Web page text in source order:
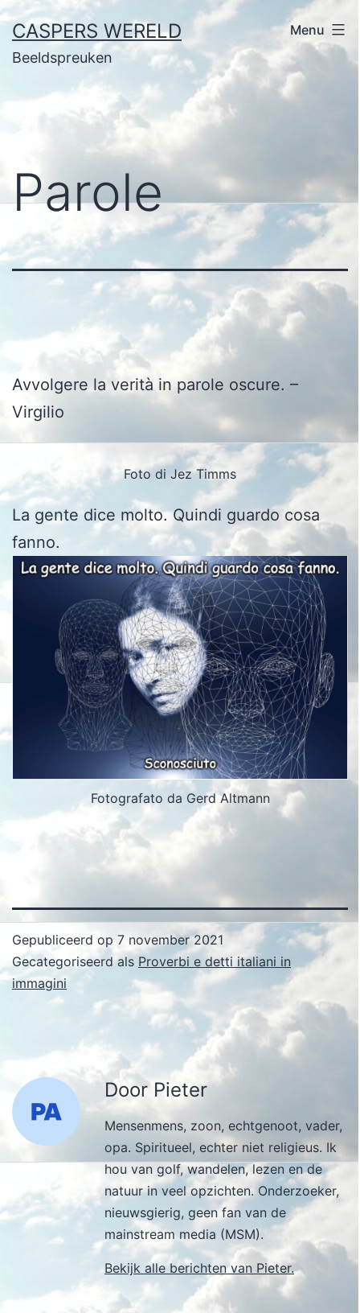
Ga
naar
de
inhoud
CASPERS WERELD
Beeldspreuken
Menu
Parole
Avvolgere la verità in parole oscure. –
Virgilio
Foto di Jez Timms
La gente dice molto. Quindi guardo cosa
fanno.
Fotografato da Gerd Altmann
Gepubliceerd op 7 november 2021
Gecategoriseerd als Proverbi e detti italiani in
immagini
Door Pieter
Mensenmens, zoon, echtgenoot, vader,
opa. Spiritueel, echter niet religieus. Ik
hou van golf, wandelen, lezen en de
natuur in veel opzichten. Onderzoeker,
nieuwsgierig, geen fan van de
mainstream media (MSM).
Bekijk alle berichten van Pieter.